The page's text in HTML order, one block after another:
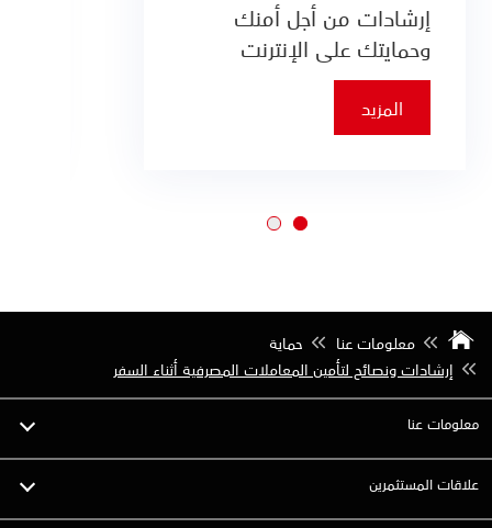
إرشادات من أجل أمنك
وحمايتك على الإنترنت
المزيد
معلومات عنا
حماية
إرشادات ونصائح لتأمين المعاملات المصرفية أثناء السفر
معلومات عنا
علاقات المستثمرين